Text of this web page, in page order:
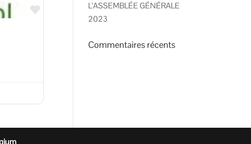
Favorite
L’ASSEMBLÉE GÉNÉRALE
2023
Commentaires récents